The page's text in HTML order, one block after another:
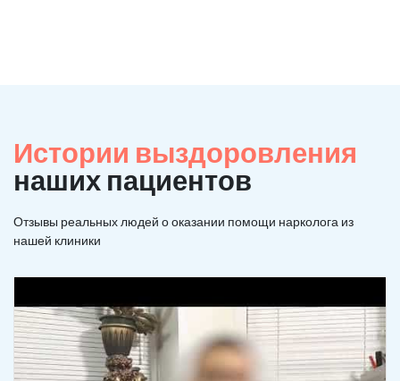
Истории выздоровления
наших пациентов
Отзывы реальных людей о оказании помощи нарколога из
нашей клиники